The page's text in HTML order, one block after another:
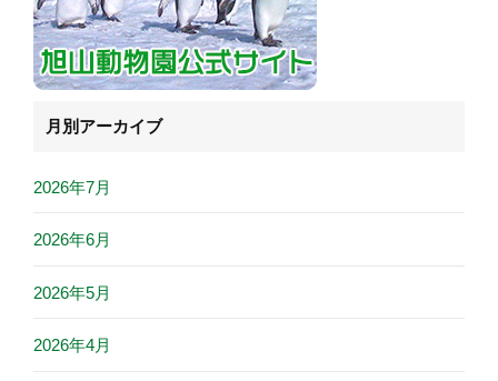
月別アーカイブ
2026年7月
2026年6月
2026年5月
2026年4月